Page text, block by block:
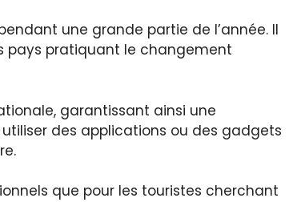
une grande partie de l’année. Il
pays pratiquant le changement
garantissant ainsi une
des applications ou des gadgets
que pour les touristes cherchant